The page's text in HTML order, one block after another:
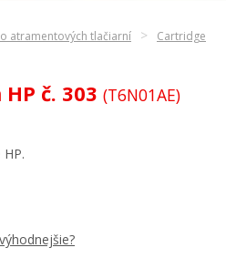
atramentových tlačiarní
Cartridge
č. 303 (T6N01AE)